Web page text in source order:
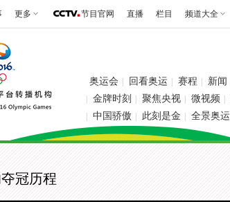
更多 节目官网 直播 栏目 频道大全
奥运会 回看奥运 赛程 新闻
金牌时刻 聚焦央视 微视频
中国骄傲 此刻是金 全景奥运
冠历程